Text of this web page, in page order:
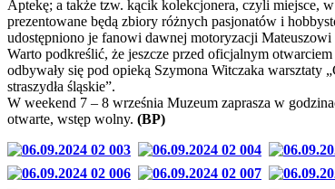
Aptekę; a także tzw. kącik kolekcjonera, czyli miejsce,
prezentowane będą zbiory różnych pasjonatów i
udostępniono je fanowi dawnej motoryzacji
Warto podkreślić, że jeszcze przed oficjalnym
odbywały się pod opieką Szymona Witczaka warsztaty
straszydła śląskie”.
W weekend 7 – 8 września Muzeum zaprasza w
otwarte, wstęp wolny. (BP)